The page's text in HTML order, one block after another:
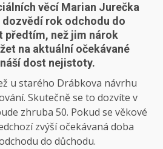
věcí Marian Jurečka
rok odchodu do
předtím, než jim nárok
na aktuální očekávané
dost nejistoty.
u starého Drábkova návrhu
Skutečně se to dozvíte v
zhruba 50. Pokud se věkové
zvýší očekávaná doba
do důchodu.